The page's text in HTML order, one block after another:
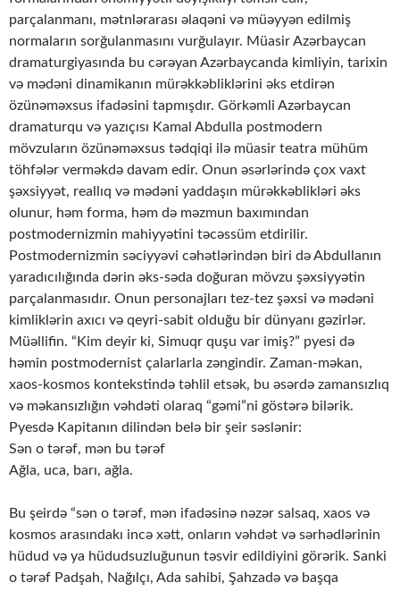
parçalanmanı, mətnlərarası əlaqəni və müəyyən edilmiş
normaların sorğulanmasını vurğulayır. Müasir Azərbaycan
dramaturgiyasında bu cərəyan Azərbaycanda kimliyin, tarixin
və mədəni dinamikanın mürəkkəbliklərini əks etdirən
özünəməxsus ifadəsini tapmışdır. Görkəmli Azərbaycan
dramaturqu və yazıçısı Kamal Abdulla postmodern
mövzuların özünəməxsus tədqiqi ilə müasir teatra mühüm
töhfələr verməkdə davam edir. Onun əsərlərində çox vaxt
şəxsiyyət, reallıq və mədəni yaddaşın mürəkkəblikləri əks
olunur, həm forma, həm də məzmun baxımından
postmodernizmin mahiyyətini təcəssüm etdirilir.
Postmodernizmin səciyyəvi cəhətlərindən biri də Abdullanın
yaradıcılığında dərin əks-səda doğuran mövzu şəxsiyyətin
parçalanmasıdır. Onun personajları tez-tez şəxsi və mədəni
kimliklərin axıcı və qeyri-sabit olduğu bir dünyanı gəzirlər.
Müəllifin. “Kim deyir ki, Simuqr quşu var imiş?” pyesi də
həmin postmodernist çalarlarla zəngindir. Zaman-məkan,
xaos-kosmos kontekstində təhlil etsək, bu əsərdə zamansızlıq
və məkansızlığın vəhdəti olaraq “gəmi”ni göstərə bilərik.
Pyesdə Kapitanın dilindən belə bir şeir səslənir:
Sən o tərəf, mən bu tərəf
Ağla, uca, barı, ağla.
Bu şeirdə “sən o tərəf, mən ifadəsinə nəzər salsaq, xaos və
kosmos arasındakı incə xətt, onların vəhdət və sərhədlərinin
hüdud və ya hüdudsuzluğunun təsvir edildiyini görərik. Sanki
o tərəf Padşah, Nağılçı, Ada sahibi, Şahzadə və başqa